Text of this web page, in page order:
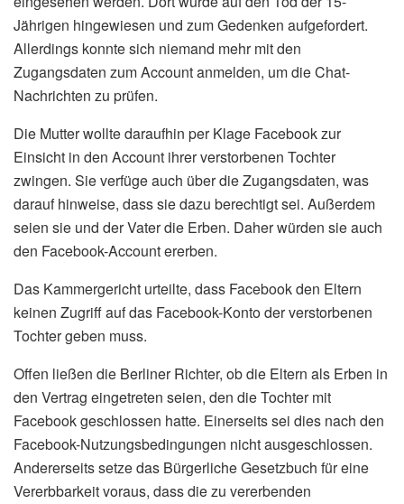
Jährigen hingewiesen und zum Gedenken aufgefordert.
Allerdings konnte sich niemand mehr mit den
Zugangsdaten zum Account anmelden, um die Chat-
Nachrichten zu prüfen.
Die Mutter wollte daraufhin per Klage Facebook zur
Einsicht in den Account ihrer verstorbenen Tochter
zwingen. Sie verfüge auch über die Zugangsdaten, was
darauf hinweise, dass sie dazu berechtigt sei. Außerdem
seien sie und der Vater die Erben. Daher würden sie auch
den Facebook-Account ererben.
Das Kammergericht urteilte, dass Facebook den Eltern
keinen Zugriff auf das Facebook-Konto der verstorbenen
Tochter geben muss.
Offen ließen die Berliner Richter, ob die Eltern als Erben in
den Vertrag eingetreten seien, den die Tochter mit
Facebook geschlossen hatte. Einerseits sei dies nach den
Facebook-Nutzungsbedingungen nicht ausgeschlossen.
Andererseits setze das Bürgerliche Gesetzbuch für eine
Vererbbarkeit voraus, dass die zu vererbenden